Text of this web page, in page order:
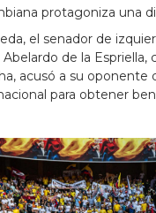
protagoniza una
el senador de
de la Espriella,
acusó a su oponente
para obtener